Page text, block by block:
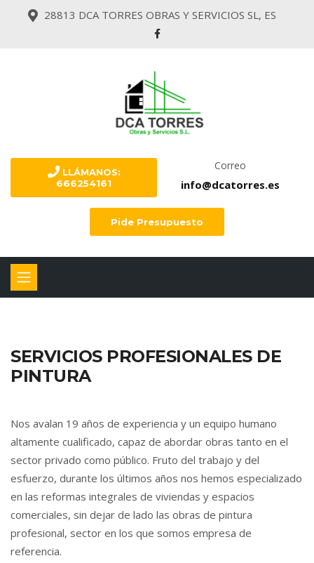
28813 DCA TORRES OBRAS Y SERVICIOS SL, ES
LLÁMANOS:
666254161
Correo
info@dcatorres.es
Pide Presupuesto
SERVICIOS PROFESIONALES DE
PINTURA
Nos avalan 19 años de experiencia y un equipo humano
altamente cualificado, capaz de abordar obras tanto en el
sector privado como público. Fruto del trabajo y del
esfuerzo, durante los últimos años nos hemos especializado
en las reformas integrales de viviendas y espacios
comerciales, sin dejar de lado las obras de pintura
profesional, sector en los que somos empresa de
referencia.